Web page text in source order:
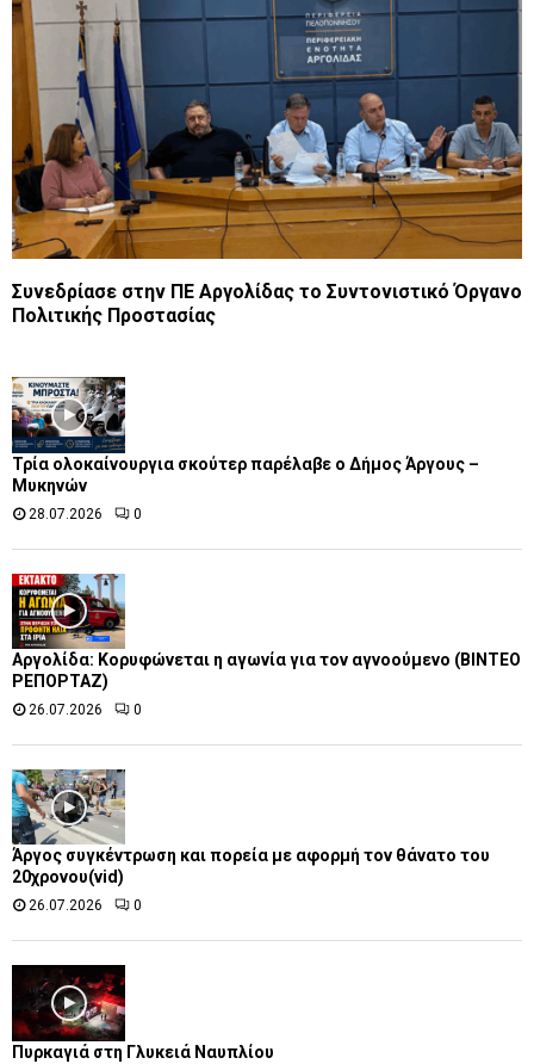
Συνεδρίασε στην ΠΕ Αργολίδας το Συντονιστικό Όργανο
Πολιτικής Προστασίας
Τρία ολοκαίνουργια σκούτερ παρέλαβε o Δήμος Άργους –
Μυκηνών
28.07.2026 0
Αργολίδα: Κορυφώνεται η αγωνία για τον αγνοούμενο (ΒΙΝΤΕΟ
ΡΕΠΟΡΤΑΖ)
26.07.2026 0
Άργος συγκέντρωση και πορεία με αφορμή τον θάνατο του
20χρονου(vid)
26.07.2026 0
Πυρκαγιά στη Γλυκειά Ναυπλίου